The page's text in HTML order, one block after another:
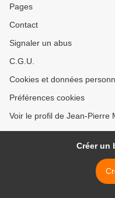
Pages
Contact
Signaler un abus
C.G.U.
Cookies et données
Préférences cookies
Voir le profil de Jean-Pierre
Créer un